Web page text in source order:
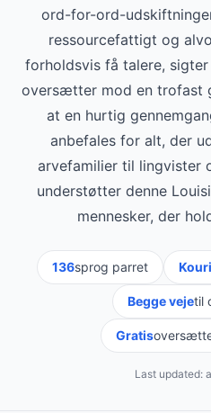
ord-for-ord-
ressourcefattigt og
forholdsvis få talere,
oversætter mod en trofast
at en hurtig
anbefales for alt, der
arvefamilier til lingvister
understøtter denne
mennesker, der
136sprog parret
Begge vejetil
Gratis
Last updated: